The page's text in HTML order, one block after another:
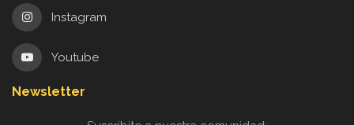
Instagram
Youtube
Newsletter